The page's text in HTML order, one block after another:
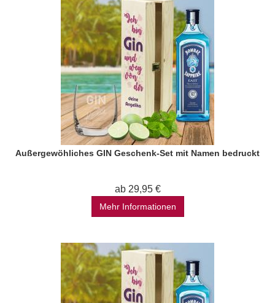
Außergewöhliches GIN Geschenk-Set mit Namen bedruckt
ab 29,95 €
Mehr Informationen